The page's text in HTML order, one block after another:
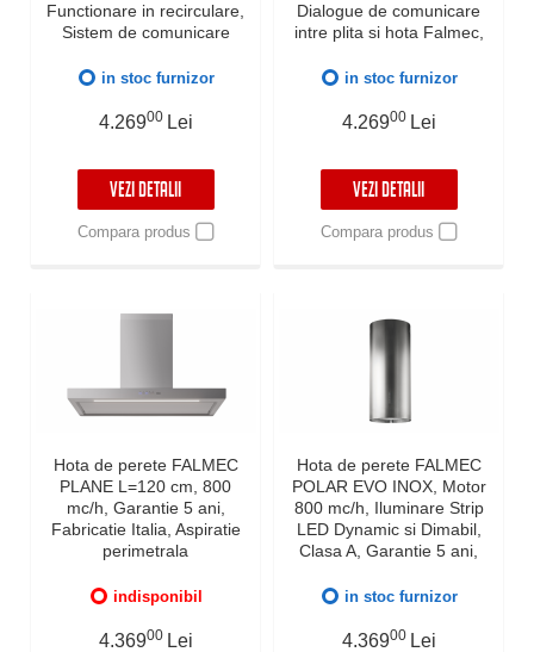
Functionare in recirculare,
Sistem de comunicare
Falmec, Dubla aspiratie,
Control, Dynamic LED,
in stoc furnizor
4.26900 Lei
VEZI DETALII
Compara produs
Dialogue de comunicare
intre plita si hota Falmec,
Control, Iluminare LED
Fabricatie Italia
in stoc furnizor
4.26900 Lei
VEZI DETALII
Compara produs
Hota de perete FALMEC
PLANE L=120 cm, 800
mc/h, Garantie 5 ani,
Fabricatie Italia, Aspiratie
perimetrala
indisponibil
4.36900 Lei
Hota de perete FALMEC
POLAR EVO INOX, Motor
800 mc/h, Iluminare Strip
LED Dynamic si Dimabil,
Clasa A, Garantie 5 ani,
in stoc furnizor
4.36900 Lei